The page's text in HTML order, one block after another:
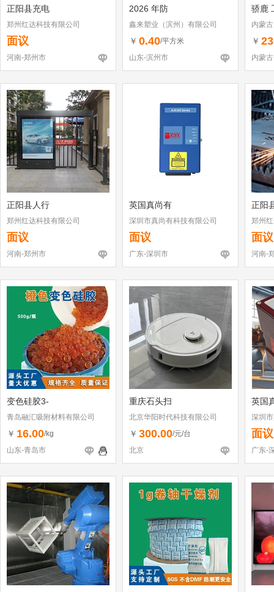
正阳县充电
郑州红达科技有限公司
面议
河南-郑州市
2026 年防
鑫来塑业（滨州）有限公司
￥ 0.40/平方米
山东-滨州市
骄鹿
内蒙
￥
内蒙
正阳县人行
郑州红达科技有限公司
面议
河南-郑州市
英国真尚有
深圳市真尚有科技有限公司
面议
广东-深圳市
正阳
郑州
面议
河南-
变色硅胶3-
青岛融汇吸附材料有限公司
￥ 16.00/kg
山东-青岛市
重庆石头扫
北京华阳时代科技有限公司
￥ 300.00/元/台
北京
英国
深圳
面议
广东-